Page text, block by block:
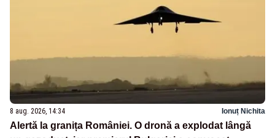
8 aug. 2026, 14:34 Ionuț Nichita
Alertă la granița României. O dronă a explodat lângă